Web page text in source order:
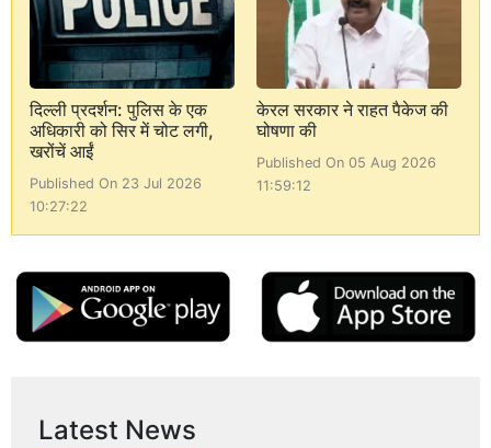
दिल्ली प्रदर्शन: पुलिस के एक
अधिकारी को सिर में चोट लगी,
खरोंचें आईं
Published On 23 Jul 2026
10:27:22
केरल सरकार ने राहत पैकेज की
घोषणा की
Published On 05 Aug 2026
11:59:12
Latest News